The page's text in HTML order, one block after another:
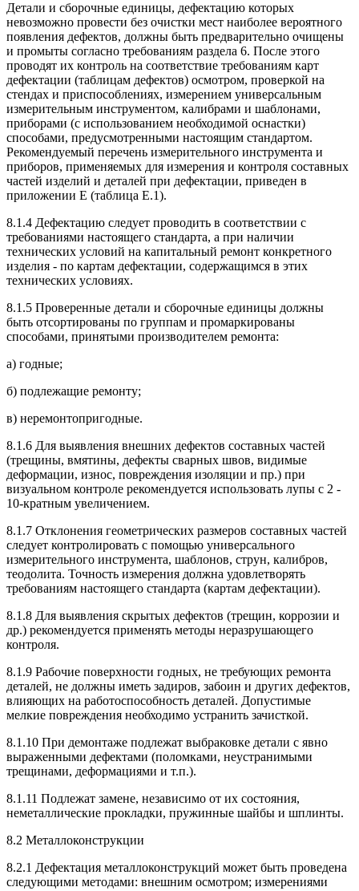
Детали и сборочные единицы, дефектацию которых
невозможно провести без очистки мест наиболее вероятного
появления дефектов, должны быть предварительно очищены
и промыты согласно требованиям раздела 6. После этого
проводят их контроль на соответствие требованиям карт
дефектации (таблицам дефектов) осмотром, проверкой на
стендах и приспособлениях, измерением универсальным
измерительным инструментом, калибрами и шаблонами,
приборами (с использованием необходимой оснастки)
способами, предусмотренными настоящим стандартом.
Рекомендуемый перечень измерительного инструмента и
приборов, применяемых для измерения и контроля составных
частей изделий и деталей при дефектации, приведен в
приложении Е (таблица Е.1).
8.1.4 Дефектацию следует проводить в соответствии с
требованиями настоящего стандарта, а при наличии
технических условий на капитальный ремонт конкретного
изделия - по картам дефектации, содержащимся в этих
технических условиях.
8.1.5 Проверенные детали и сборочные единицы должны
быть отсортированы по группам и промаркированы
способами, принятыми производителем ремонта:
а) годные;
б) подлежащие ремонту;
в) неремонтопригодные.
8.1.6 Для выявления внешних дефектов составных частей
(трещины, вмятины, дефекты сварных швов, видимые
деформации, износ, повреждения изоляции и пр.) при
визуальном контроле рекомендуется использовать лупы с 2 -
10-кратным увеличением.
8.1.7 Отклонения геометрических размеров составных частей
следует контролировать с помощью универсального
измерительного инструмента, шаблонов, струн, калибров,
теодолита. Точность измерения должна удовлетворять
требованиям настоящего стандарта (картам дефектации).
8.1.8 Для выявления скрытых дефектов (трещин, коррозии и
др.) рекомендуется применять методы неразрушающего
контроля.
8.1.9 Рабочие поверхности годных, не требующих ремонта
деталей, не должны иметь задиров, забоин и других дефектов,
влияющих на работоспособность деталей. Допустимые
мелкие повреждения необходимо устранить зачисткой.
8.1.10 При демонтаже подлежат выбраковке детали с явно
выраженными дефектами (поломками, неустранимыми
трещинами, деформациями и т.п.).
8.1.11 Подлежат замене, независимо от их состояния,
неметаллические прокладки, пружинные шайбы и шплинты.
8.2 Металлоконструкции
8.2.1 Дефектация металлоконструкций может быть проведена
следующими методами: внешним осмотром; измерениями